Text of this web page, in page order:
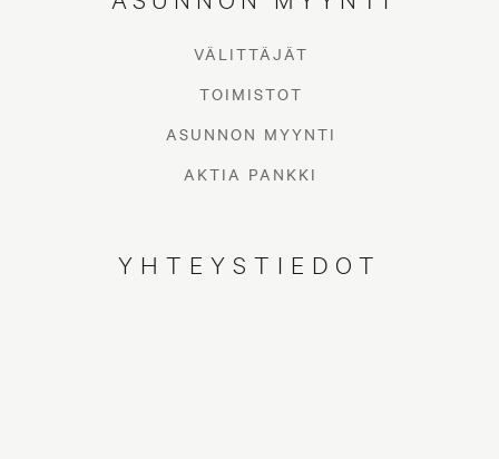
VÄLITTÄJÄT
TOIMISTOT
ASUNNON MYYNTI
AKTIA PANKKI
YHTEYSTIEDOT